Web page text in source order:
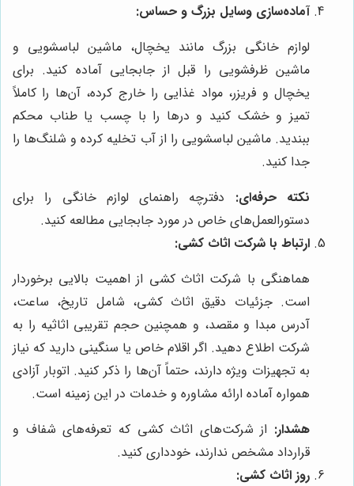
آماده‌سازی وسایل بزرگ و حساس:
لوازم خانگی بزرگ مانند یخچال، ماشین لباسشویی و
ماشین ظرفشویی را قبل از جابجایی آماده کنید. برای
یخچال و فریزر، مواد غذایی را خارج کرده، آن‌ها را کاملاً
تمیز و خشک کنید و درها را با چسب یا طناب محکم
ببندید. ماشین لباسشویی را از آب تخلیه کرده و شلنگ‌ها را
جدا کنید.
نکته حرفه‌ای: دفترچه راهنمای لوازم خانگی را برای
دستورالعمل‌های خاص در مورد جابجایی مطالعه کنید.
ارتباط با شرکت اثاث کشی:
هماهنگی با شرکت اثاث کشی از اهمیت بالایی برخوردار
است. جزئیات دقیق اثاث کشی، شامل تاریخ، ساعت،
آدرس مبدا و مقصد، و همچنین حجم تقریبی اثاثیه را به
شرکت اطلاع دهید. اگر اقلام خاص یا سنگینی دارید که نیاز
به تجهیزات ویژه دارند، حتماً آن‌ها را ذکر کنید. اتوبار آزادی
همواره آماده ارائه مشاوره و خدمات در این زمینه است.
هشدار: از شرکت‌های اثاث کشی که تعرفه‌های شفاف و
قرارداد مشخص ندارند، خودداری کنید.
روز اثاث کشی: